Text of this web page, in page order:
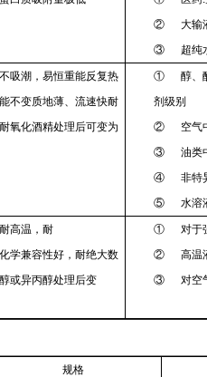
② 大输液
③ 超纯
吸潮，易恒重能反复热
不变质地薄、流速快耐
氧化酒精处理后可变为
① 醇、酸
剂级别
② 空气中
③ 油类中
④ 非特异
⑤ 水溶液
高温，耐
学兼容性好，耐绝大数
或异丙醇处理后变
① 对于强
② 高温液
③ 对空气
规格